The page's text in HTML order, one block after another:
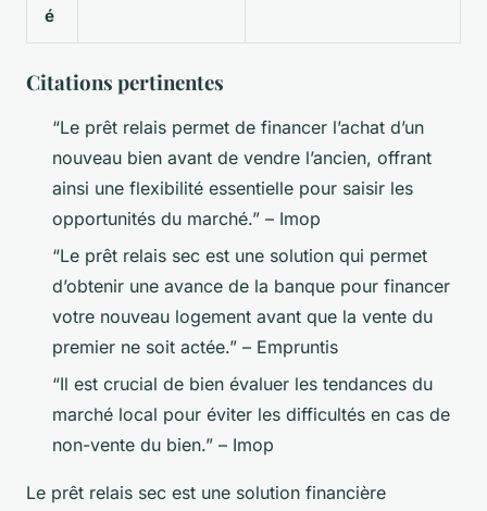
é
Citations pertinentes
“Le prêt relais permet de financer l’achat d’un
nouveau bien avant de vendre l’ancien, offrant
ainsi une flexibilité essentielle pour saisir les
opportunités du marché.” – Imop
“Le prêt relais sec est une solution qui permet
d’obtenir une avance de la banque pour financer
votre nouveau logement avant que la vente du
premier ne soit actée.” – Empruntis
“Il est crucial de bien évaluer les tendances du
marché local pour éviter les difficultés en cas de
non-vente du bien.” – Imop
Le prêt relais sec est une solution financière